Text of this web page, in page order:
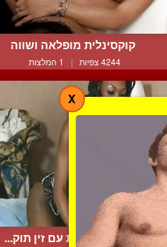
קוקסינלית מופלאה ושווה
4244 צפיות | 1 המלצות
כושית אלגנטית עם זין תוק...
X